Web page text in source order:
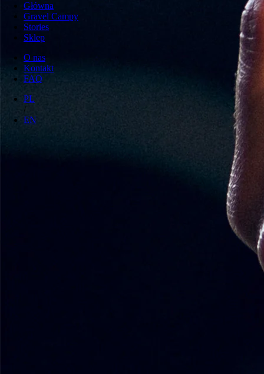
Główna
Gravel Campy
Stories
Sklep
O nas
Kontakt
FAQ
PL
/
EN